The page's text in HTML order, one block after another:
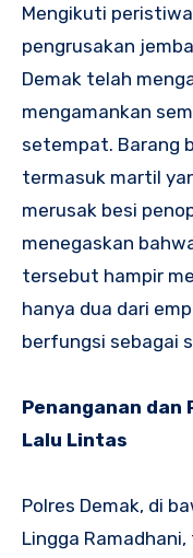
Mengikuti
pengrusakan
Demak telah
mengamankan
setempat. Barang
termasuk martil
merusak besi
menegaskan
tersebut hampir
hanya dua dari
berfungsi sebagai
Penanganan dan
Lalu Lintas
Polres Demak, di
Lingga